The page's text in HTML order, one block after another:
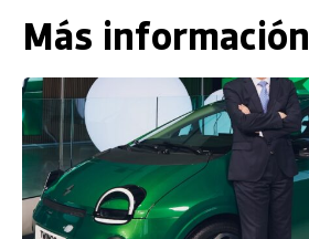
Más información